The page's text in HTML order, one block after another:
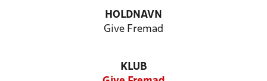
HOLDNAVN
Give Fremad
KLUB